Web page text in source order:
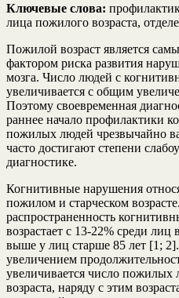
Ключевые слова:
лица пожилого возраста,
Пожилой возраст является
фактором риска развития
мозга. Число людей с
увеличивается с общим
Поэтому своевременная
раннее начало профилактики
пожилых людей чрезвычайно
часто достигают степени
диагностике.
Когнитивные нарушения
пожилом и старческом
распространенность
возрастает с 13-22% среди лиц
выше у лиц старше 85 лет [1;
увеличением
увеличивается число пожилых
возраста, наряду с этим